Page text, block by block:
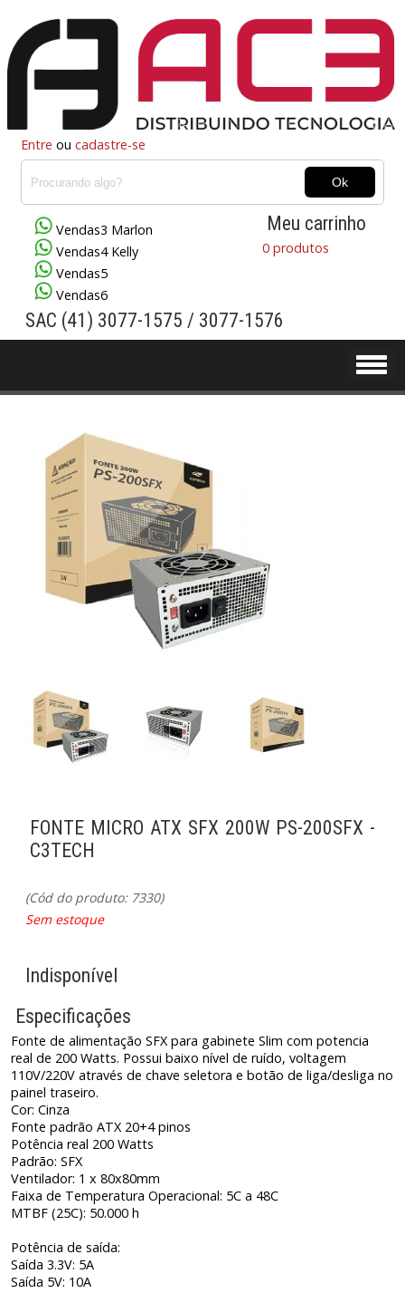
Entre ou cadastre-se
Vendas3 Marlon
Vendas4 Kelly
Vendas5
Vendas6
Meu carrinho
0 produtos
SAC (41) 3077-1575 / 3077-1576
FONTE MICRO ATX SFX 200W PS-200SFX -
C3TECH
(Cód do produto: 7330)
Sem estoque
Indisponível
Especificações
Fonte de alimentação SFX para gabinete Slim com potencia
real de 200 Watts. Possui baixo nível de ruído, voltagem
110V/220V através de chave seletora e botão de liga/desliga no
painel traseiro.
Cor: Cinza
Fonte padrão ATX 20+4 pinos
Potência real 200 Watts
Padrão: SFX
Ventilador: 1 x 80x80mm
Faixa de Temperatura Operacional: 5C a 48C
MTBF (25C): 50.000 h
Potência de saída:
Saída 3.3V: 5A
Saída 5V: 10A